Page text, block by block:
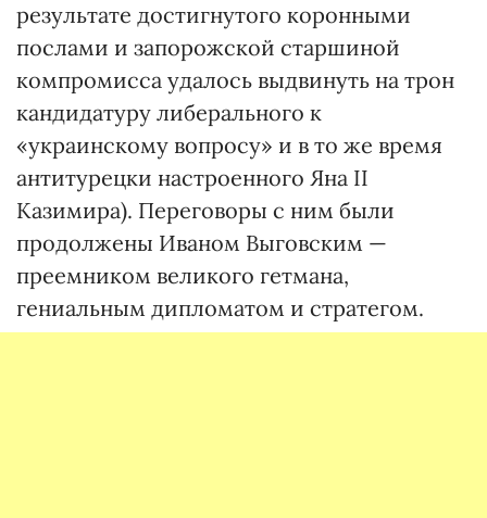
результате достигнутого коронными
послами и запорожской старшиной
компромисса удалось выдвинуть на трон
кандидатуру либерального к
«украинскому вопросу» и в то же время
антитурецки настроенного Яна II
Казимира). Переговоры с ним были
продолжены Иваном Выговским —
преемником великого гетмана,
гениальным дипломатом и стратегом.